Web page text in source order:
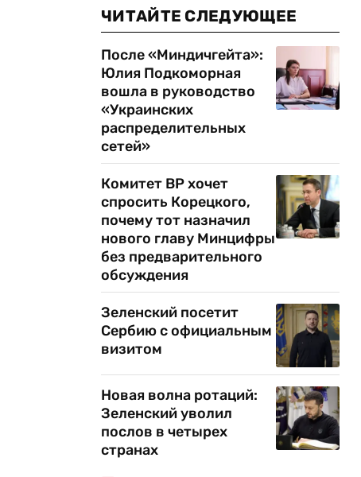
ЧИТАЙТЕ СЛЕДУЮЩЕЕ
После «Миндичгейта»:
Юлия Подкоморная
вошла в руководство
«Украинских
распределительных
сетей»
Комитет ВР хочет
спросить Корецкого,
почему тот назначил
нового главу Минцифры
без предварительного
обсуждения
Зеленский посетит
Сербию с официальным
визитом
Новая волна ротаций:
Зеленский уволил
послов в четырех
странах